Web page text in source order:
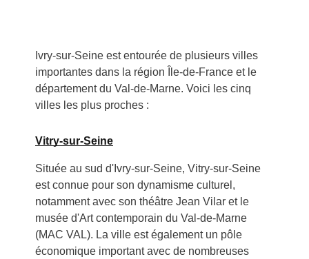
Ivry-sur-Seine est entourée de plusieurs villes
importantes dans la région Île-de-France et le
département du Val-de-Marne. Voici les cinq
villes les plus proches :
Vitry-sur-Seine
Située au sud d'Ivry-sur-Seine, Vitry-sur-Seine
est connue pour son dynamisme culturel,
notamment avec son théâtre Jean Vilar et le
musée d'Art contemporain du Val-de-Marne
(MAC VAL). La ville est également un pôle
économique important avec de nombreuses